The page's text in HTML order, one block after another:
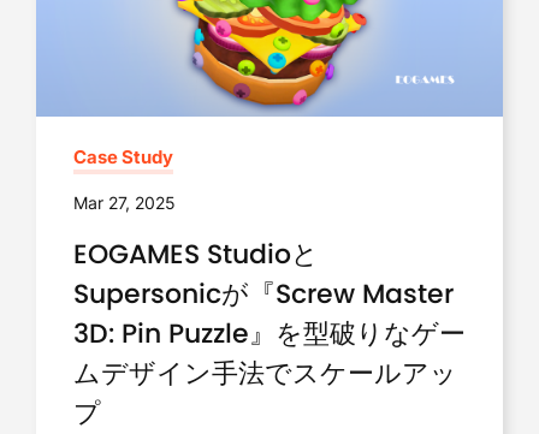
Case Study
Mar 27, 2025
EOGAMES Studioと
Supersonicが『Screw Master
3D: Pin Puzzle』を型破りなゲー
ムデザイン手法でスケールアッ
プ